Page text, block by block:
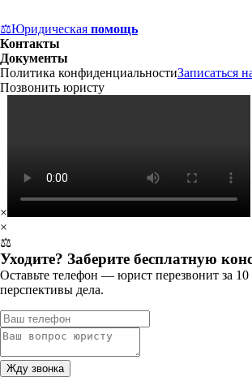
⚖Юридическая помощь
Контакты
Документы
Политика конфиденциальностиЗаписаться
Позвонить юристу
×
×
⚖️
Уходите? Заберите бесплатную
Оставьте телефон — юрист перезвонит за
перспективы дела.
Жду звонка